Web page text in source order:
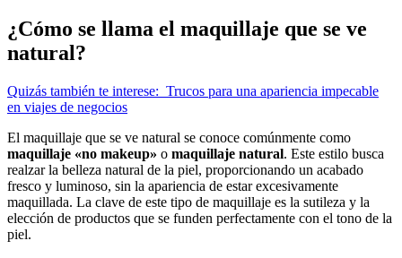
¿Cómo se llama el maquillaje que se ve
natural?
Quizás también te interese: Trucos para una apariencia impecable
en viajes de negocios
El maquillaje que se ve natural se conoce comúnmente como
maquillaje «no makeup» o maquillaje natural. Este estilo busca
realzar la belleza natural de la piel, proporcionando un acabado
fresco y luminoso, sin la apariencia de estar excesivamente
maquillada. La clave de este tipo de maquillaje es la sutileza y la
elección de productos que se funden perfectamente con el tono de la
piel.